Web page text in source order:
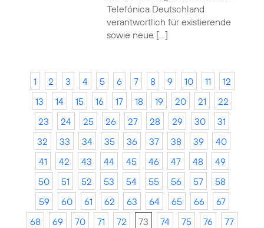
Telefónica Deutschland
verantwortlich für existierende
sowie neue […]
1 2 3 4 5 6 7 8 9 10 11
12
13
14 15 16 17 18 19 20 21
22
23
24 25 26 27 28 29 30
31
32
33 34 35 36 37 38 39
40
41
42 43 44 45 46 47 48
49
50
51 52 53 54 55 56 57
58
59
60 61 62 63 64 65 66
67
68
69 70 71 72 73 74 75 76
77